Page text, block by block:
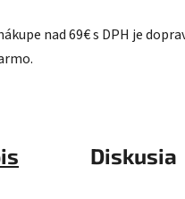
nad 69€ s DPH je
Diskusia